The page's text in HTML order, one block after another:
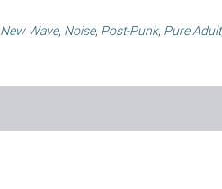
New Wave, Noise, Post-Punk, Pure Adult